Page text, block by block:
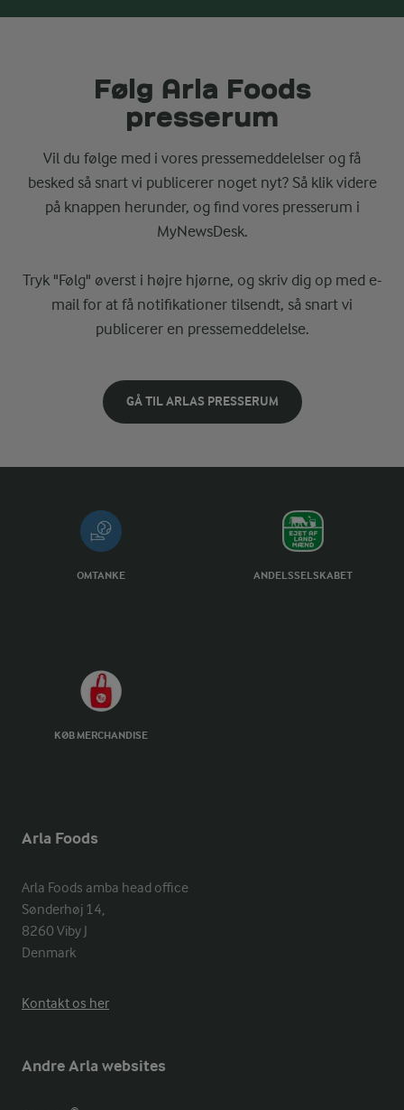
Følg Arla Foods
presserum
Vil du følge med i vores pressemeddelelser og få
besked så snart vi publicerer noget nyt? Så klik videre
på knappen herunder, og find vores presserum i
MyNewsDesk.
Tryk "Følg" øverst i højre hjørne, og skriv dig op med e-
mail for at få notifikationer tilsendt, så snart vi
publicerer en pressemeddelelse.
GÅ TIL ARLAS PRESSERUM
OMTANKE ANDELSSELSKABET
KØB MERCHANDISE
Arla Foods
Arla Foods amba head office
Sønderhøj 14,
8260 Viby J
Denmark
Kontakt os her
Andre Arla websites